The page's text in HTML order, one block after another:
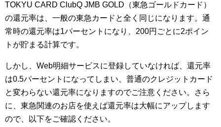
TOKYU CARD ClubQ JMB GOLD（東急ゴールドカード）
の還元率は、一般の東急カードと全く同じになります。通
常時の還元率は1パーセントになり、200円ごとに2ポイン
トが貯まる計算です。
しかし、Web明細サービスに登録していなければ、還元率
は0.5パーセントになってしまい、普通のクレジットカード
と変わらない還元率になりますのでご注意ください。さら
に、東急関連のお店を使えば還元率は大幅にアップします
ので、以下をご確認ください。